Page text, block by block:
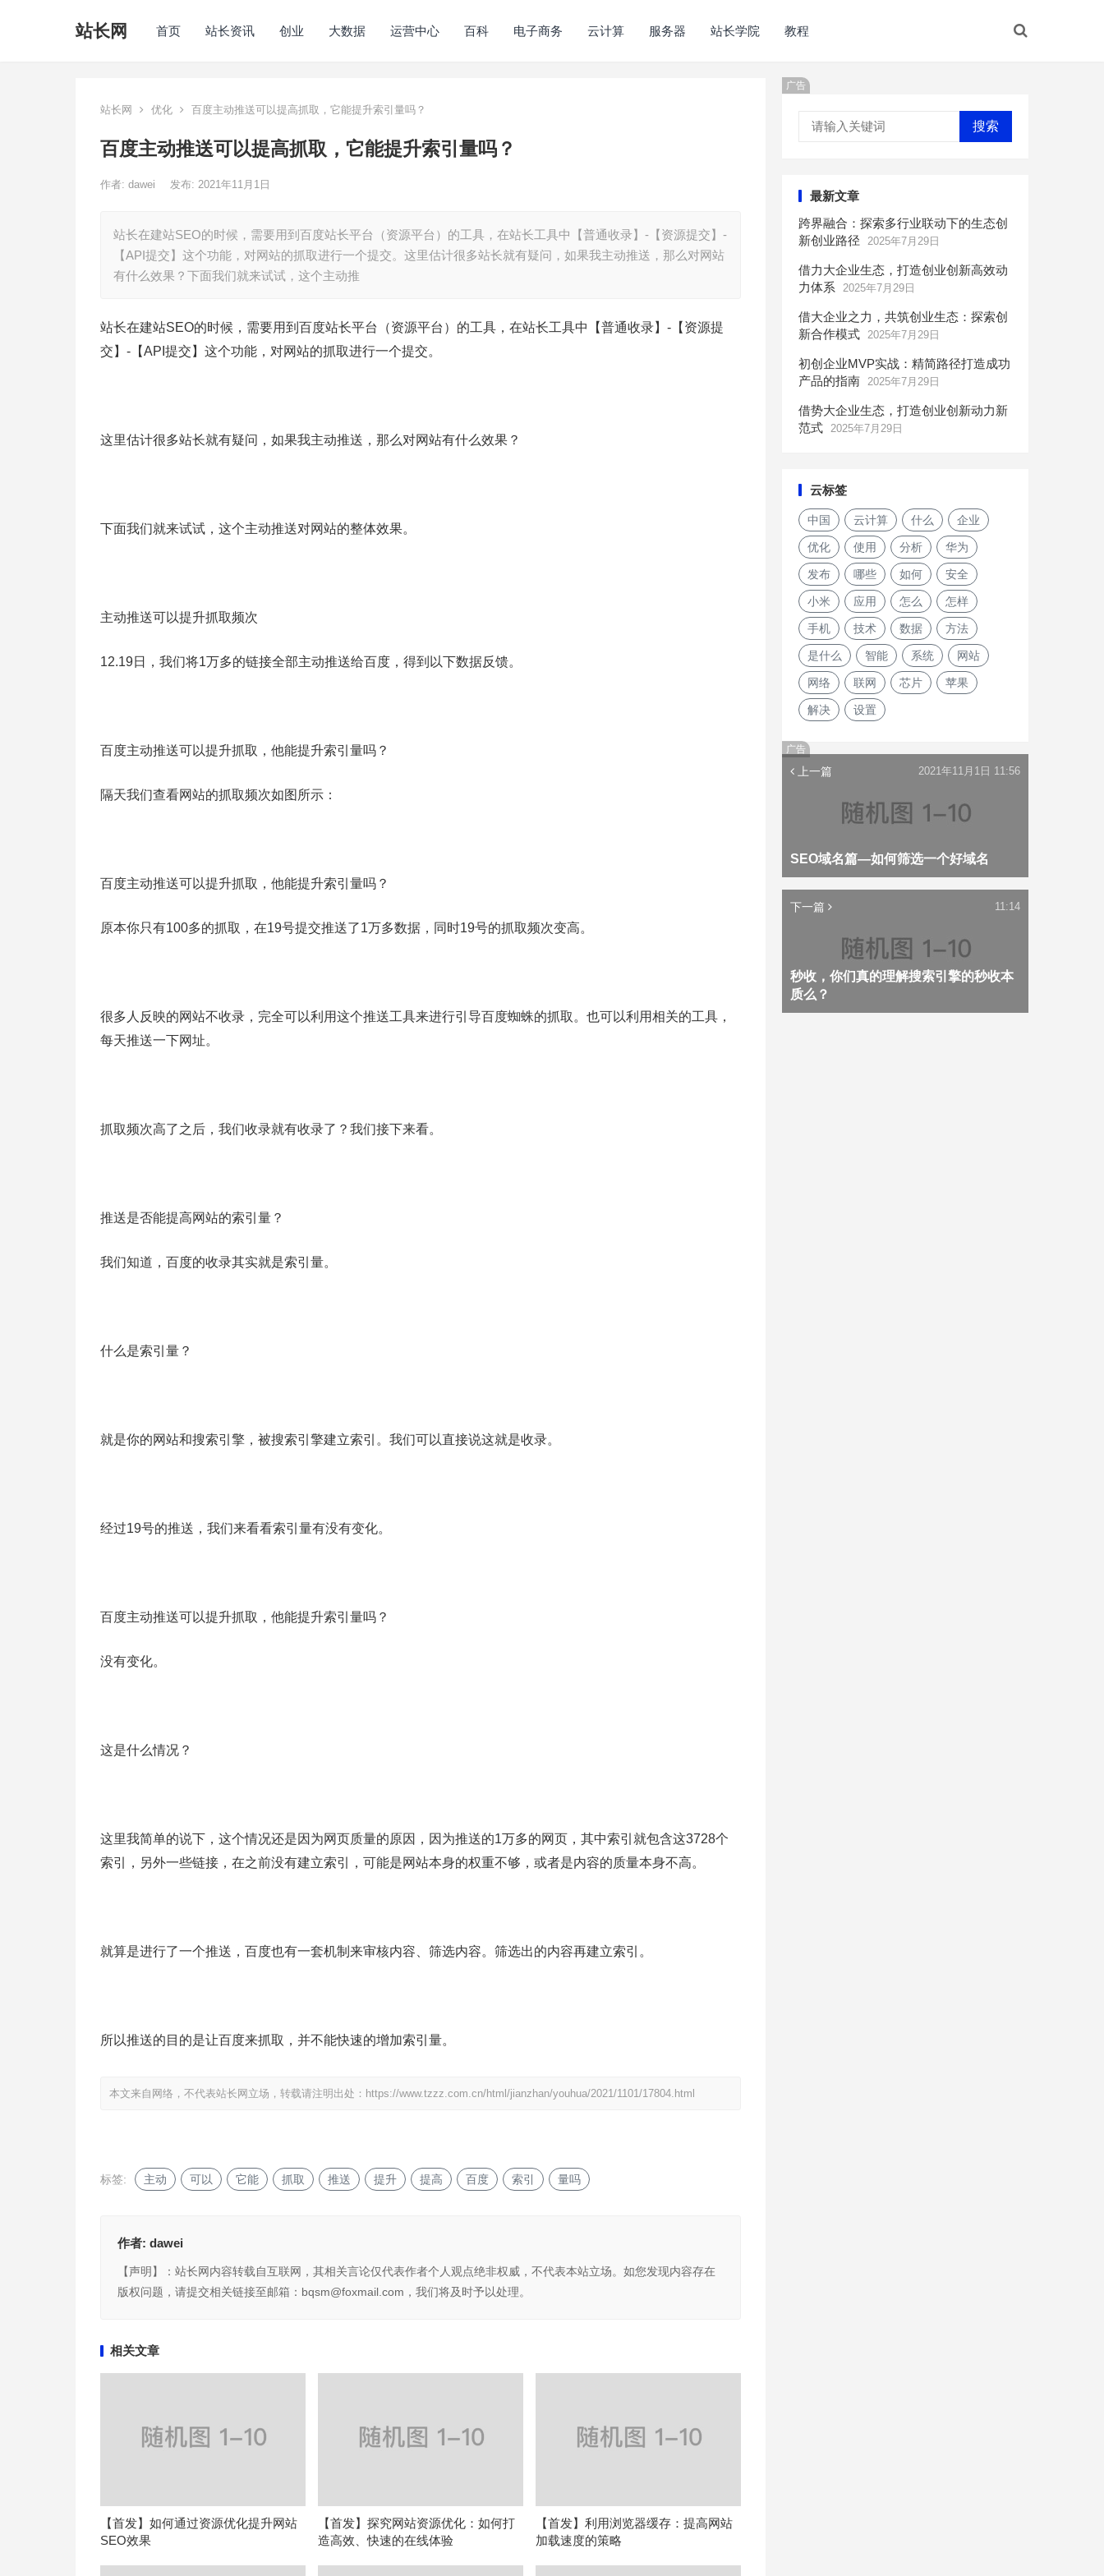
站长网 首页 站长资讯 创业 大数据 运营中心 百科 电子商务 云计算 服务器 站长学院 教程
站长网 优化 百度主动推送可以提高抓取，它能提升索引量吗？
百度主动推送可以提高抓取，它能提升索引量吗？
作者: dawei 发布: 2021年11月1日
站长在建站SEO的时候，需要用到百度站长平台（资源平台）的工具，在站长工具中【普通收录】-【资源提交】-
【API提交】这个功能，对网站的抓取进行一个提交。这里估计很多站长就有疑问，如果我主动推送，那么对网站
有什么效果？下面我们就来试试，这个主动推
站长在建站SEO的时候，需要用到百度站长平台（资源平台）的工具，在站长工具中【普通收录】-【资源提
交】-【API提交】这个功能，对网站的抓取进行一个提交。
这里估计很多站长就有疑问，如果我主动推送，那么对网站有什么效果？
下面我们就来试试，这个主动推送对网站的整体效果。
主动推送可以提升抓取频次
12.19日，我们将1万多的链接全部主动推送给百度，得到以下数据反馈。
百度主动推送可以提升抓取，他能提升索引量吗？
隔天我们查看网站的抓取频次如图所示：
百度主动推送可以提升抓取，他能提升索引量吗？
原本你只有100多的抓取，在19号提交推送了1万多数据，同时19号的抓取频次变高。
很多人反映的网站不收录，完全可以利用这个推送工具来进行引导百度蜘蛛的抓取。也可以利用相关的工具，
每天推送一下网址。
抓取频次高了之后，我们收录就有收录了？我们接下来看。
推送是否能提高网站的索引量？
我们知道，百度的收录其实就是索引量。
什么是索引量？
就是你的网站和搜索引擎，被搜索引擎建立索引。我们可以直接说这就是收录。
经过19号的推送，我们来看看索引量有没有变化。
百度主动推送可以提升抓取，他能提升索引量吗？
没有变化。
这是什么情况？
这里我简单的说下，这个情况还是因为网页质量的原因，因为推送的1万多的网页，其中索引就包含这3728个
索引，另外一些链接，在之前没有建立索引，可能是网站本身的权重不够，或者是内容的质量本身不高。
就算是进行了一个推送，百度也有一套机制来审核内容、筛选内容。筛选出的内容再建立索引。
所以推送的目的是让百度来抓取，并不能快速的增加索引量。
本文来自网络，不代表站长网立场，转载请注明出处： https://www.tzzz.com.cn/html/jianzhan/youhua/2021/1101/17804.html
标签: 主动 可以 它能 抓取 推送 提升 提高 百度 索引 量吗
作者: dawei
【声明】：站长网内容转载自互联网，其相关言论仅代表作者个人观点绝非权威，不代表本站立场。如您发现内容存在
版权问题，请提交相关链接至邮箱：bqsm@foxmail.com，我们将及时予以处理。
相关文章
【首发】如何通过资源优化提升网站
SEO效果
【首发】探究网站资源优化：如何打
造高效、快速的在线体验
【首发】利用浏览器缓存：提高网站
加载速度的策略
广告
搜索
最新文章
跨界融合：探索多行业联动下的生态创
新创业路径
2025年7月29日
借力大企业生态，打造创业创新高效动
力体系
2025年7月29日
借大企业之力，共筑创业生态：探索创
新合作模式 2025年7月29日
初创企业MVP实战：精简路径打造成功
产品的指南 2025年7月29日
借势大企业生态，打造创业创新动力新
范式 2025年7月29日
云标签
中国 云计算 什么 企业
优化 使用 分析 华为
发布 哪些 如何 安全
小米 应用 怎么 怎样
手机 技术 数据 方法
是什么 智能 系统 网站
网络 联网 芯片 苹果
解决 设置
广告
上一篇
SEO域名篇—如何筛选一个好域名
2021年11月1日 11:56
下一篇
秒收，你们真的理解搜索引擎的秒收本
质么？
11:14